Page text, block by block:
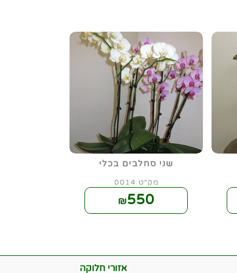
שני סחלבים בכלי
מק"ט 0014
₪550
אזורי חלוקה